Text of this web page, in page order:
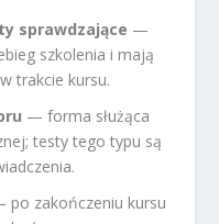
sprawdzające —
szkolenia i mają
trakcie kursu.
— forma służąca
testy tego typu są
po zakończeniu kursu